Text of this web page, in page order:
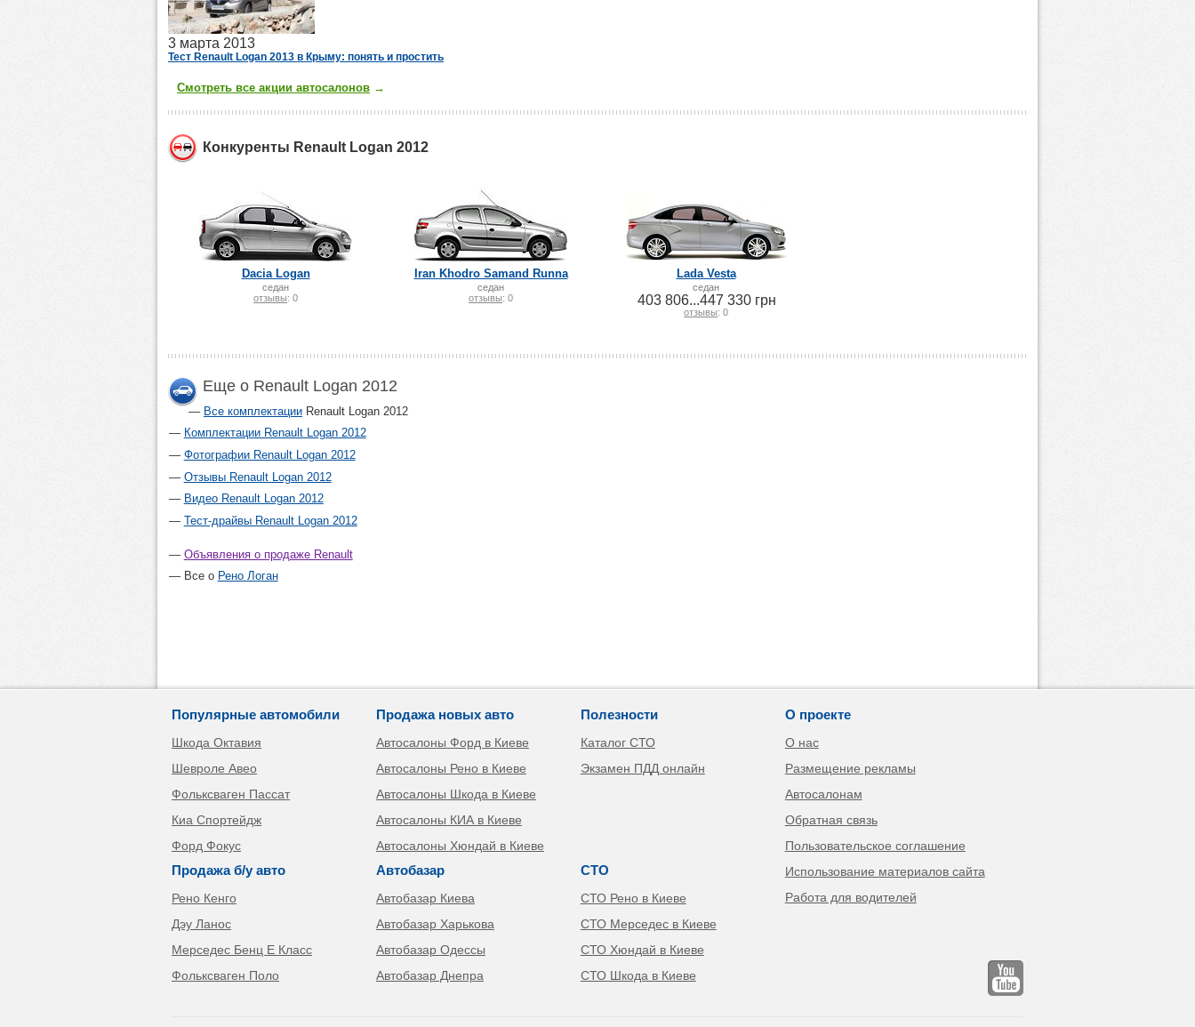
3 марта 2013
Тест Renault Logan 2013 в Крыму: понять и простить
Смотреть все акции автосалонов →
Конкуренты Renault Logan 2012
Dacia Logan
cедан
отзывы: 0
Iran Khodro Samand Runna
седан
отзывы: 0
Lada Vesta
седан
403 806...447 330 грн
отзывы: 0
Еще о Renault Logan 2012
Все комплектации Renault Logan 2012
Комплектации Renault Logan 2012
Фотографии Renault Logan 2012
Отзывы Renault Logan 2012
Видео Renault Logan 2012
Тест-драйвы Renault Logan 2012
Объявления о продаже Renault
Все о Рено Логан
Популярные автомобили
Шкода Октавия
Шевроле Авео
Фольксваген Пассат
Киа Спортейдж
Форд Фокус
Продажа б/у авто
Рено Кенго
Дэу Ланос
Мерседес Бенц Е Класс
Фольксваген Поло
Продажа новых авто
Автосалоны Форд в Киеве
Автосалоны Рено в Киеве
Автосалоны Шкода в Киеве
Автосалоны КИА в Киеве
Автосалоны Хюндай в Киеве
Автобазар
Автобазар Киева
Автобазар Харькова
Автобазар Одессы
Автобазар Днепра
Полезности
Каталог СТО
Экзамен ПДД онлайн
СТО
СТО Рено в Киеве
СТО Мерседес в Киеве
СТО Хюндай в Киеве
СТО Шкода в Киеве
О проекте
О нас
Размещение рекламы
Автосалонам
Обратная связь
Пользовательское соглашение
Использование материалов сайта
Работа для водителей